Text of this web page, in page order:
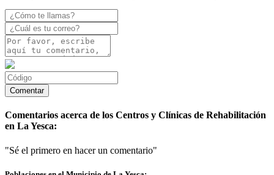
Comentarios acerca de los Centros y Clínicas de Rehabilitación
en La Yesca:
"Sé el primero en hacer un comentario"